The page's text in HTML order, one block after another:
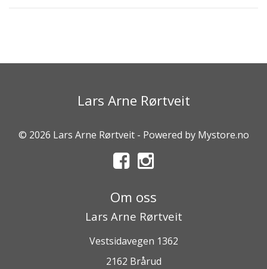
Lars Arne Rørtveit
© 2026 Lars Arne Rørtveit - Powered by Mystore.no
Om oss
Lars Arne Rørtveit
Vestsidavegen 1362
2162 Brårud